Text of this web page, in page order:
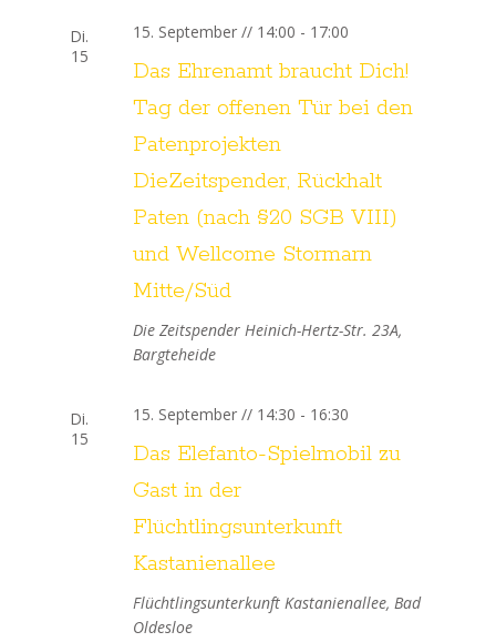
i
o
n
Di.
15
15. September // 14:00 - 17:00
Das Ehrenamt braucht Dich!
Tag der offenen Tür bei den
Patenprojekten
DieZeitspender, Rückhalt
Paten (nach §20 SGB VIII)
und Wellcome Stormarn
Mitte/Süd
Die Zeitspender Heinich-Hertz-Str. 23A,
Bargteheide
Di.
15
15. September // 14:30 - 16:30
Das Elefanto-Spielmobil zu
Gast in der
Flüchtlingsunterkunft
Kastanienallee
Flüchtlingsunterkunft Kastanienallee, Bad
Oldesloe